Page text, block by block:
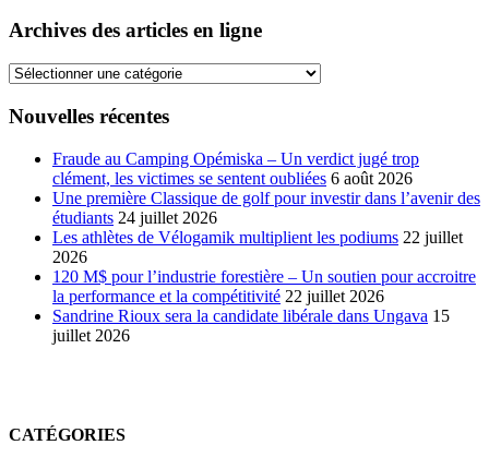
Archives des articles en ligne
Archives
articles
Nouvelles récentes
Fraude au Camping Opémiska – Un verdict jugé trop
clément, les victimes se sentent oubliées 6 août 2026
Une première Classique de golf pour investir dans l’avenir des
étudiants 24 juillet 2026
Les athlètes de Vélogamik multiplient les podiums 22 juillet
2026
120 M$ pour l’industrie forestière – Un soutien pour accroitre
la performance et la compétitivité 22 juillet 2026
Sandrine Rioux sera la candidate libérale dans Ungava 15
juillet 2026
CATÉGORIES